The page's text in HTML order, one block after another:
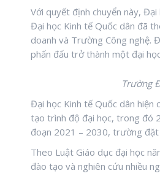
Với quyết định chuyển này,
Đại học Kinh tế Quốc dân đã
doanh và Trường Công nghệ.
phấn đấu trở thành một đại
Trường
Đại học Kinh tế Quốc dân hiện
tạo trình độ đại học, trong đó
đoạn 2021 – 2030, trường đặt
Theo Luật Giáo dục đại học
đào tạo và nghiên cứu nhiều